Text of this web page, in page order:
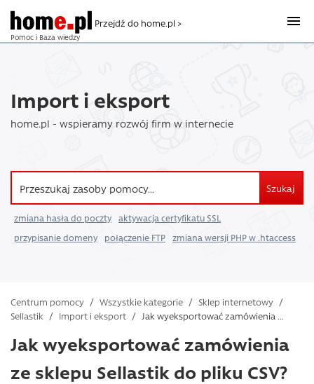
Pomoc i Baza wiedzy
Przejdź do home.pl >
Import i eksport
home.pl - wspieramy rozwój firm w internecie
Szukaj
zmiana hasła do poczty
aktywacja certyfikatu SSL
przypisanie domeny
połączenie FTP zmiana wersji PHP w .htaccess
Centrum pomocy / Wszystkie kategorie / Sklep internetowy /
Sellastik / Import i eksport / Jak wyeksportować zamówienia ...
Jak wyeksportować zamówienia
ze sklepu Sellastik do pliku CSV?